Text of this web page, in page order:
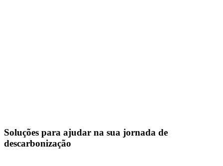
Soluções para ajudar na sua jornada de
descarbonização